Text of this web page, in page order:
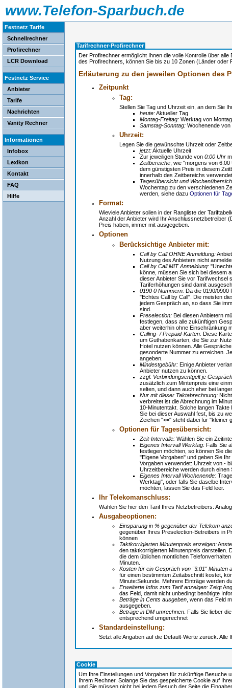
www.Telefon-Sparbuch.de
Festnetz Tarife
Schnellrechner
Profirechner
LCR Download
Festnetz Service
Anbieter
Tarife
Nachrichten
Vanity Rechner
Informationen
Infobox
Lexikon
Kontakt
FAQ
Hilfe
Tarifrechner-Profirechner
Der Profirechner ermöglicht Ihnen die volle Kontrolle über
des Profirechners, können Sie bis zu 10 Zonen (Länder oder
Erläuterung zu den jeweilen Optionen des
Zeitpunkt
Tag:
Stellen Sie Tag und Uhrzeit ein, an dem Sie
heute:Aktueller Tag
Montag-Freitag: Werktag von
Samstag-Sonntag: Wochenende
Uhrzeit:
Legen Sie die gewünschte Uhrzeit oder
jetzt:Aktuelle Uhrzeit
Zur jeweiligen Stunde von 0:00 Uhr
Zeitbereiche , wie "morgens von
dem günstigsten Preis in diesem
innerhalb des Zeitbereichs
Tagesübersicht und
Wochentag zu den verschiedenen
werden, siehe dazu Optionen für
Format:
Wieviele Anbieter sollen in der Rangliste der
Anzahl der Anbieter wird Ihr Anschlussnetzbetreiber
Preis haben, immer mit ausgegeben.
Optionen
Berücksichtige Anbieter mit:
Call by Call OHNE Anmeldung:
Nutzung des Anbieters nicht
Call by Call MIT Anmeldung:
könne, müssen Sie sich bei diesem
dieser Anbieter Sie vor Tarifwechsel
Tariferhöhungen sind damit
0190 0 Nummern: Da die 0190/0900
"Echtes Call by Call". Die meisten
jedem Gespräch an, so dass Sie
sind.
Preselection: Bei diesen Anbietern
festlegen, dass alle zukünftigen
aber weiterhin ohne Einschränkung
Calling- / Prepaid-Karten: Diese
um Guthabenkarten, die Sie zur
Hotel nutzen können. Alle
gesonderte Nummer zu erreichen.
angeben.
Mindestgebühr: Einige Anbieter
Anbieter nutzen zu können.
zzgl. Verbindungsentgelt je
zusätzlich zum Mintenpreis eine
selten, und dann auch eher bei
Nur mit dieser Taktabrechnung:
verbreitet ist die Abrechnung im
10-Minutentakt. Solche langen
Sie bei dieser Auswahl fest, bis zu
Zeichen "<=" steht dabei für "kleiner
Optionen für Tagesübersicht:
Zeit-Intervalle: Wählen Sie ein
Eigenes Intervall Werktag: Falls Sie
festlegen möchten, so können Sie
"Eigene Vorgaben" und geben Sie
Vorgaben verwendet: Uhrzeit von -
Uhrzeitbereiche werden durch einen
Eigenes Intervall Wochenende:
Werktag", oder falls Sie daselbe
möchten, lassen Sie das Feld leer.
Ihr Telekomanschluss:
Wählen Sie hier den Tarif Ihres Netzbetreibers:
Ausgabeoptionen:
Einsparung in % gegenüber der Telekom
gegenüber Ihres Preselection-Betreibers in
können
Taktkorrigierten Minutenpreis anzeigen:
den taktkorrigierten Minutenpreis darstellen.
die dem üblichen montlichen
Minuten.
Kosten für ein Gespräch von "3:01" Minuten
für einen bestimmten Zeitabschnitt kostet,
Minute:Sekunde. Mehrere Einträge werden
Erweiterte Infos zum Tarif anzeigen: Zeigt
das Feld, damit nicht unbedingt benötigte
Beträge in Cents ausgeben , wenn das Feld
ausgegeben.
Beträge in DM umrechnen . Falls Sie lieber
entsprechend umgerechnet
Standardeinstellung:
Setzt alle Angaben auf die Default-Werte zurück. Alle
Cookie
Um Ihre Einstellungen und Vorgaben für zukünftige Besuche
Ihrem Rechner. Solange Sie das gespeicherte Cookie auf
und Sie müssen nicht bei jedem Besuch der Seite die